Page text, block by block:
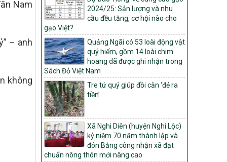
Nam
– anh
không
Môi trường
Quyết định số: 26/2026/QĐ-TTg
Quyết định ban hành Bộ tiêu chí và quy
trình đánh giá, phân hạng sản phẩm Mỗi
xã một sản phẩm
số: 19/2026/QĐ-TTg
Quy định điều kiện, trình tự, thủ tục, hồ sơ
xét, công nhận, công bố và thu hồi quyết
định công nhận xã đạt chuẩn nông thôn
mới, xã đạt nông thôn mới hiện đại và
tỉnh, thành phố hoàn thành nhiệm vụ xây
dựng nông thôn mới giai đoạn 2026 –
2030
Quyết định số 16/2026/QĐ-TTg
Quy định nguyên tắc, tiêu chí, định mức
2024/25: Sản lượng và nhu
cầu đều tăng, cơ hội nào cho
gạo Việt?
Quảng Ngãi có 53 loài động vật
quý hiếm, gồm 14 loài chim
hoang dã được ghi nhận trong
Sách Đỏ Việt Nam
Tre tứ quý giúp đồi cằn ‘đẻ ra
tiền’
Xã Nghi Diên (huyện Nghi Lộc)
kỷ niệm 70 năm thành lập và
đón Bằng công nhận xã đạt
chuẩn nông thôn mới nâng cao